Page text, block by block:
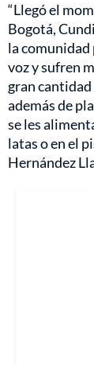
“Llegó el
Bogotá,
la comunidad
voz y sufren
gran
además de
se les
latas o en el
Hernández